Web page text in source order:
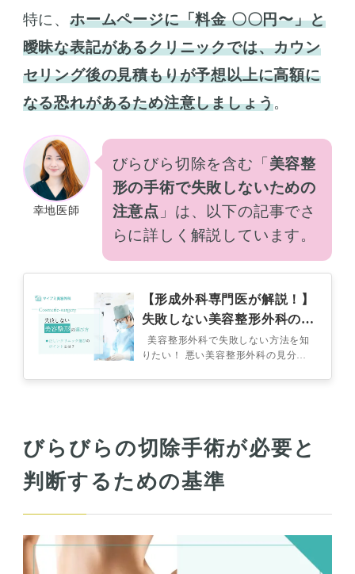
特に、ホームページに「料金 〇〇円〜」と
曖昧な表記があるクリニックでは、カウン
セリング後の見積もりが予想以上に高額に
なる恐れがあるため注意しましょう。
幸地医師
びらびら切除を含む「 美容整
形の手術で失敗しないための
注意点 」は、以下の記事でさ
らに詳しく解説しています。
【形成外科専門医が解説！】
失敗しない美容整形外科の選
び方は？正しいクリニックの
選び方を紹介
美容整形外科で失敗しない方法を知
りたい！ 悪い美容整形外科の見分け
びらびらの切除手術が必要と
判断するための基準